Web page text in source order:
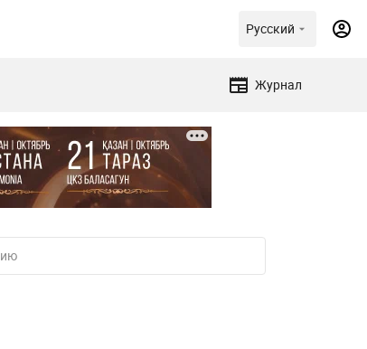
Русский
Журнал